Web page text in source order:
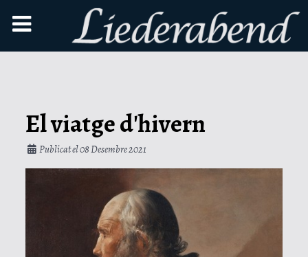
El viatge d'hivern
Publicat el 08 Desembre 2021